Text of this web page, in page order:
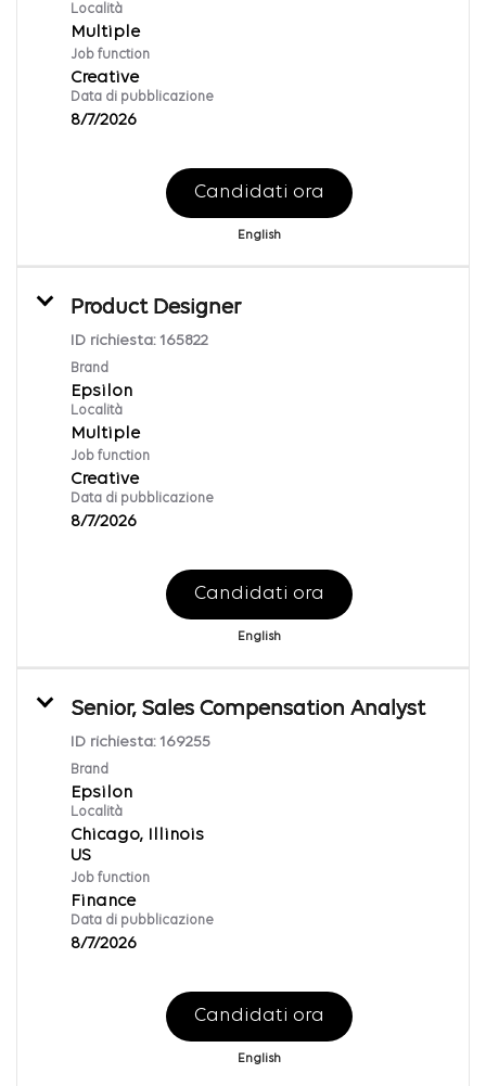
Località
Multiple
Job function
Creative
Data di pubblicazione
8/7/2026
Candidati ora
English
Product Designer
ID richiesta: 165822
Brand
Epsilon
Località
Multiple
Job function
Creative
Data di pubblicazione
8/7/2026
Candidati ora
English
Senior, Sales Compensation Analyst
ID richiesta: 169255
Brand
Epsilon
Località
Chicago, Illinois
Job function
Finance
Data di pubblicazione
8/7/2026
Candidati ora
English